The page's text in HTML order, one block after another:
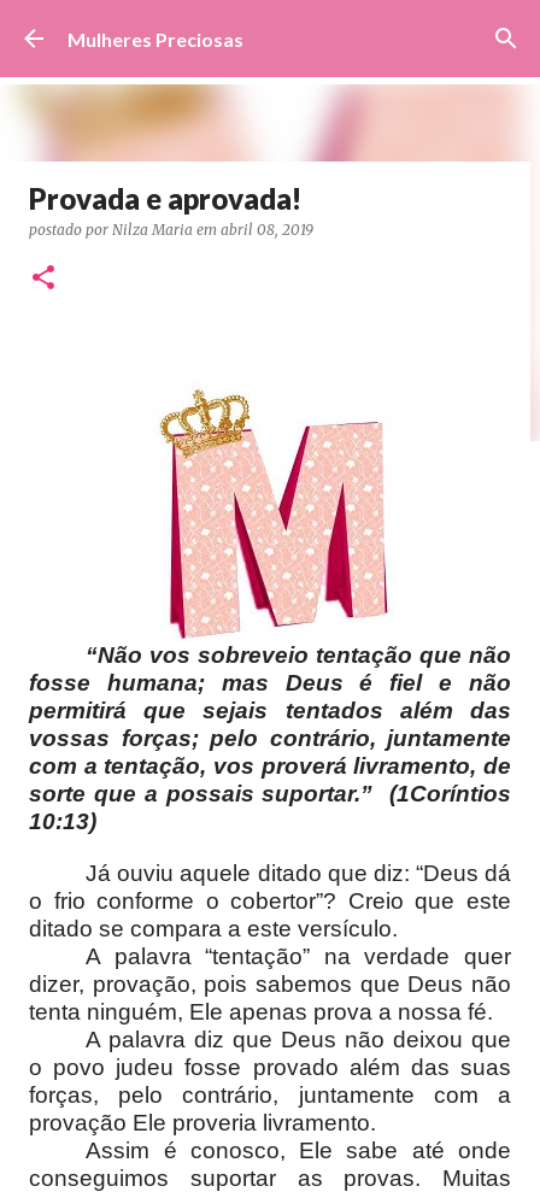
Pular para o conteúdo principal
Mulheres Preciosas
Provada e aprovada!
postado por Nilza Maria em abril 08, 2019
“Não vos sobreveio tentação que não
fosse humana; mas Deus é fiel e não
permitirá que sejais tentados além das
vossas forças; pelo contrário, juntamente
com a tentação, vos proverá livramento, de
sorte que a possais suportar.” (1Coríntios
10:13)
Já ouviu aquele ditado que diz: “Deus dá
o frio conforme o cobertor”? Creio que este
ditado se compara a este versículo.
A palavra “tentação” na verdade quer
dizer, provação, pois sabemos que Deus não
tenta ninguém, Ele apenas prova a nossa fé.
A palavra diz que Deus não deixou que
o povo judeu fosse provado além das suas
forças, pelo contrário, juntamente com a
provação Ele proveria livramento.
Assim é conosco, Ele sabe até onde
conseguimos suportar as provas. Muitas